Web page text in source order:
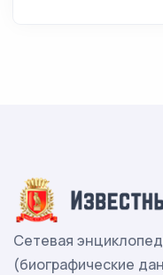
Сетевая
(биографические